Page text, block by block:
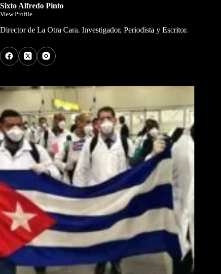
Sixto Alfredo Pinto
View Profile
Director de La Otra Cara. Investigador, Periodista y Escritor.